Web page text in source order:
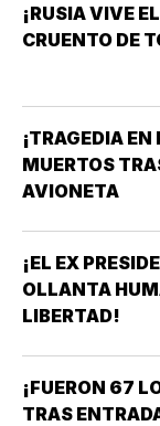
¡RUSIA VIVE
CRUENTO DE
¡TRAGEDIA
MUERTOS
AVIONETA
¡EL EX
OLLANTA
LIBERTAD!
¡FUERON 67
TRAS